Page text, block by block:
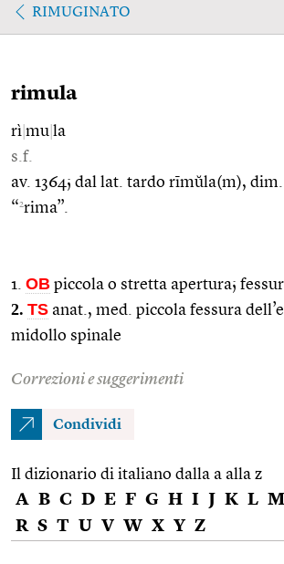
RIMUGINATO
rimula
rì mu la
s.f.
av. 1364; dal lat. tardo rīmŭla(m),
“2rima”.
1. OB piccola o stretta apertura;
2. TS anat., med. piccola fessura
midollo spinale
Correzioni e suggerimenti
Condividi
Il dizionario di italiano dalla a alla z
A B C D E F G H I J K L M
R S T U V W X Y Z